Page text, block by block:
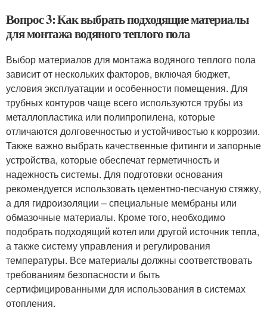
Вопрос 3: Как выбрать подходящие материалы
для монтажа водяного теплого пола
Выбор материалов для монтажа водяного теплого пола
зависит от нескольких факторов, включая бюджет,
условия эксплуатации и особенности помещения. Для
трубных контуров чаще всего используются трубы из
металлопластика или полипропилена, которые
отличаются долговечностью и устойчивостью к коррозии.
Также важно выбрать качественные фитинги и запорные
устройства, которые обеспечат герметичность и
надежность системы. Для подготовки основания
рекомендуется использовать цементно-песчаную стяжку,
а для гидроизоляции – специальные мембраны или
обмазочные материалы. Кроме того, необходимо
подобрать подходящий котел или другой источник тепла,
а также систему управления и регулирования
температуры. Все материалы должны соответствовать
требованиям безопасности и быть
сертифицированными для использования в системах
отопления.